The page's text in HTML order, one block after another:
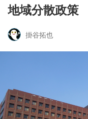
地域分散政策
掛谷拓也